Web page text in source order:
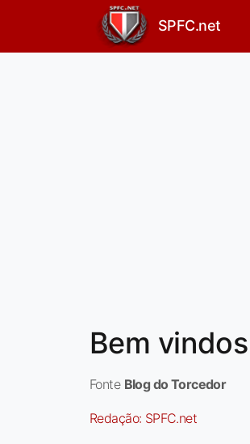
SPFC.net
Bem
Fonte Blog do Torcedor
Redação: SPFC.net